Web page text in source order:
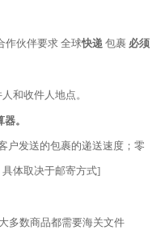
作伙伴要求 全球快递 包裹 必须
和收件人地点。
。
户发送的包裹的递送速度；零
体取决于邮寄方式]
多数商品都需要海关文件